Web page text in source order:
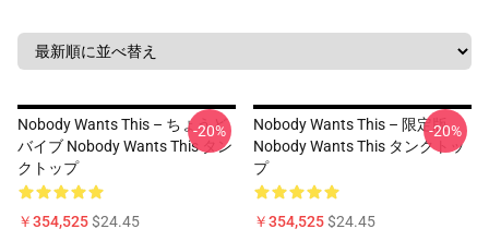
Nobody Wants This – ちょうど
バイブ Nobody Wants This タン
クトップ
￥354,525$24.45
-20%
Nobody Wants This – 限定版
Nobody Wants This タンクトッ
プ
￥354,525$24.45
-20%